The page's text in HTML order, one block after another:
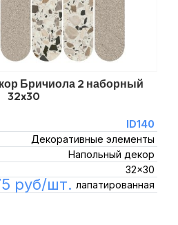
Бричиола 2 наборный
32x30
ID140
Декоративные элементы
Напольный декор
32x30
лапатированная
руб/шт.